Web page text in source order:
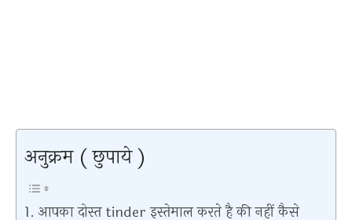
अनुक्रम ( छुपाये )
आपका दोस्त tinder इस्तेमाल करते है की नहीं कैसे